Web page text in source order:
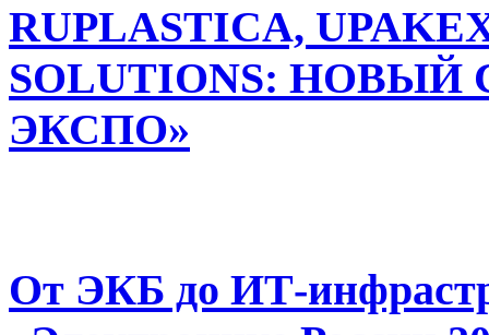
RUPLASTICA,
SOLUTIONS:
ЭКСПО»
От ЭКБ до ИТ-